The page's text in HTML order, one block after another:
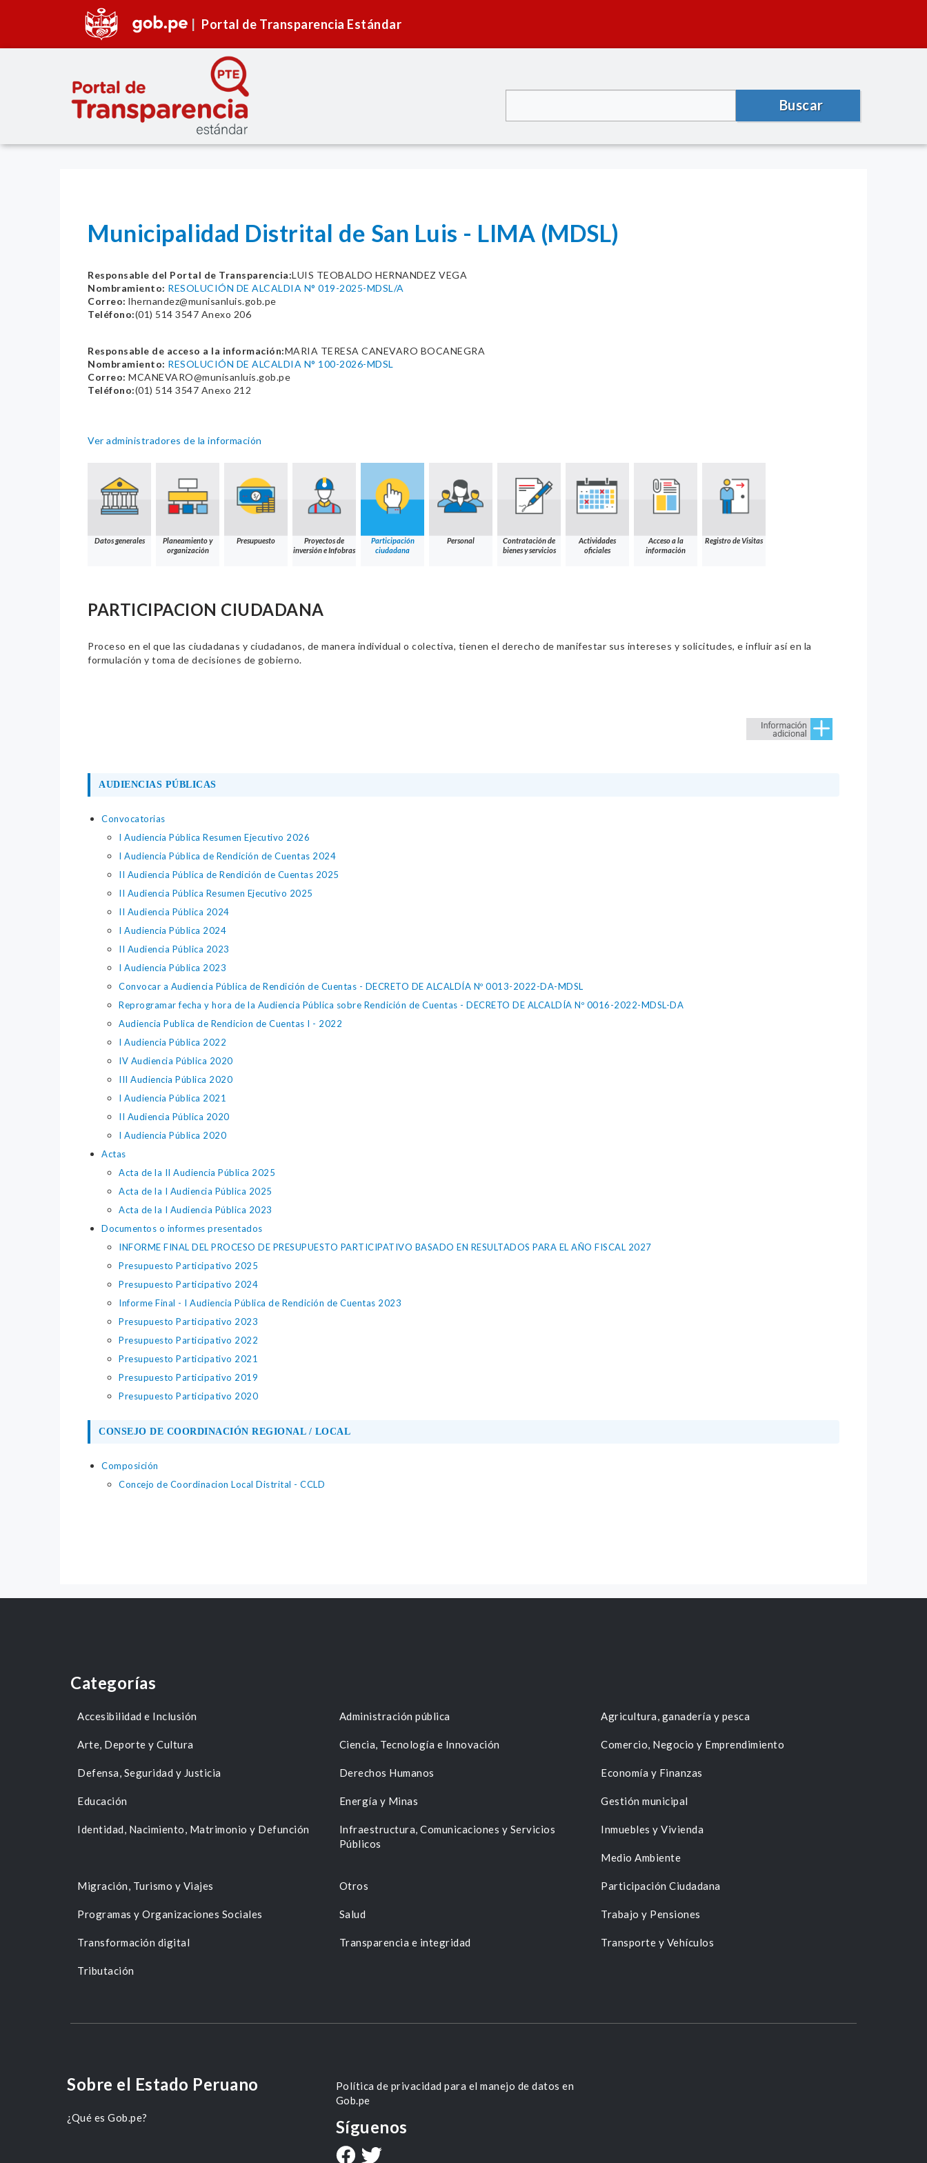
Portal de Transparencia Estándar
Buscar
Municipalidad Distrital de San Luis - LIMA (MDSL)
Responsable del Portal de Transparencia:LUIS TEOBALDO HERNANDEZ VEGA
Nombramiento: RESOLUCIÓN DE ALCALDIA N° 019-2025-MDSL/A
Correo: lhernandez@munisanluis.gob.pe
Teléfono:(01) 514 3547 Anexo 206
Responsable de acceso a la información:MARIA TERESA CANEVARO BOCANEGRA
Nombramiento: RESOLUCIÓN DE ALCALDIA N° 100-2026-MDSL
Correo: MCANEVARO@munisanluis.gob.pe
Teléfono:(01) 514 3547 Anexo 212
Ver administradores de la información
Datos generales
Planeamiento y
organización
Presupuesto
Proyectos de
inversión e Infobras
Participación
ciudadana
Personal
Contratación de
bienes y servicios
Actividades
oficiales
Acceso a la
información
Registro de Visitas
PARTICIPACION CIUDADANA
Proceso en el que las ciudadanas y ciudadanos, de manera individual o colectiva, tienen el derecho de manifestar sus intereses y solicitudes, e influir así en la
formulación y toma de decisiones de gobierno.
AUDIENCIAS PÚBLICAS
Convocatorias
I Audiencia Pública Resumen Ejecutivo 2026
I Audiencia Pública de Rendición de Cuentas 2024
II Audiencia Pública de Rendición de Cuentas 2025
II Audiencia Pública Resumen Ejecutivo 2025
II Audiencia Pública 2024
I Audiencia Pública 2024
II Audiencia Pública 2023
I Audiencia Pública 2023
Convocar a Audiencia Pública de Rendición de Cuentas - DECRETO DE ALCALDÍA Nº 0013-2022-DA-MDSL
Reprogramar fecha y hora de la Audiencia Pública sobre Rendición de Cuentas - DECRETO DE ALCALDÍA Nº 0016-2022-MDSL-DA
Audiencia Publica de Rendicion de Cuentas I - 2022
I Audiencia Pública 2022
IV Audiencia Pública 2020
III Audiencia Pública 2020
I Audiencia Pública 2021
II Audiencia Pública 2020
I Audiencia Pública 2020
Actas
Acta de la II Audiencia Pública 2025
Acta de la I Audiencia Pública 2025
Acta de la I Audiencia Pública 2023
Documentos o informes presentados
INFORME FINAL DEL PROCESO DE PRESUPUESTO PARTICIPATIVO BASADO EN RESULTADOS PARA EL AÑO FISCAL 2027
Presupuesto Participativo 2025
Presupuesto Participativo 2024
Informe Final - I Audiencia Pública de Rendición de Cuentas 2023
Presupuesto Participativo 2023
Presupuesto Participativo 2022
Presupuesto Participativo 2021
Presupuesto Participativo 2019
Presupuesto Participativo 2020
CONSEJO DE COORDINACIÓN REGIONAL / LOCAL
Composición
Concejo de Coordinacion Local Distrital - CCLD
Categorías
Accesibilidad e Inclusión Administración pública Agricultura, ganadería y pesca
Arte, Deporte y Cultura Ciencia, Tecnología e Innovación Comercio, Negocio y Emprendimiento
Defensa, Seguridad y Justicia Derechos Humanos Economía y Finanzas
Educación Energía y Minas Gestión municipal
Identidad, Nacimiento, Matrimonio y Defunción
Infraestructura, Comunicaciones y Servicios
Públicos
Inmuebles y Vivienda
Medio Ambiente
Migración, Turismo y Viajes Otros Participación Ciudadana
Programas y Organizaciones Sociales Salud Trabajo y Pensiones
Transformación digital Transparencia e integridad Transporte y Vehículos
Tributación
Sobre el Estado Peruano
¿Qué es Gob.pe?
Política de privacidad para el manejo de datos en
Gob.pe
Síguenos